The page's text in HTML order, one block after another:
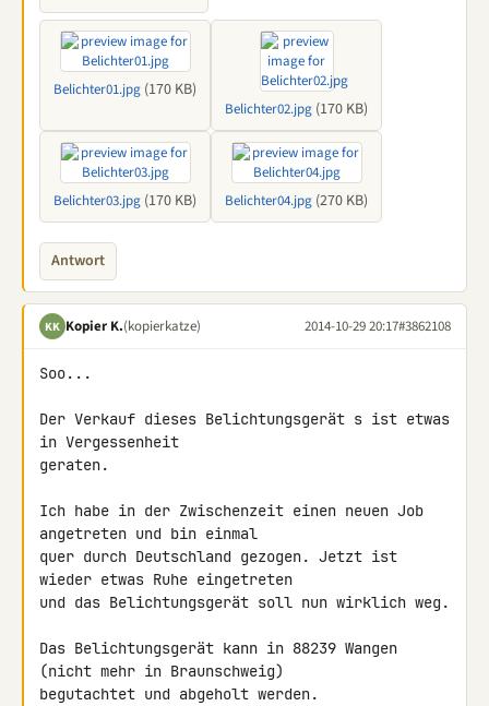
Belichter01.jpg (170 KB)
Belichter02.jpg (170 KB)
Belichter03.jpg (170 KB) Belichter04.jpg (270 KB)
Antwort
KK Kopier K.(kopierkatze) 2014-10-29 20:17#3862108
Soo...
Der Verkauf dieses Belichtungsgerät s ist etwas
in Vergessenheit
geraten.
Ich habe in der Zwischenzeit einen neuen Job
angetreten und bin einmal
quer durch Deutschland gezogen. Jetzt ist
wieder etwas Ruhe eingetreten
und das Belichtungsgerät soll nun wirklich weg.
Das Belichtungsgerät kann in 88239 Wangen
(nicht mehr in Braunschweig)
begutachtet und abgeholt werden.